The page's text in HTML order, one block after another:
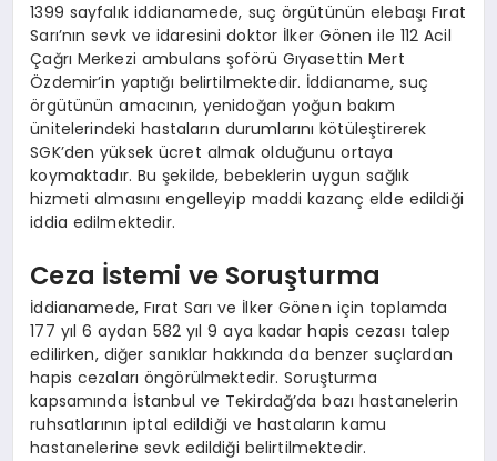
1399 sayfalık iddianamede, suç örgütünün elebaşı Fırat
Sarı’nın sevk ve idaresini doktor İlker Gönen ile 112 Acil
Çağrı Merkezi ambulans şoförü Gıyasettin Mert
Özdemir’in yaptığı belirtilmektedir. İddianame, suç
örgütünün amacının, yenidoğan yoğun bakım
ünitelerindeki hastaların durumlarını kötüleştirerek
SGK’den yüksek ücret almak olduğunu ortaya
koymaktadır. Bu şekilde, bebeklerin uygun sağlık
hizmeti almasını engelleyip maddi kazanç elde edildiği
iddia edilmektedir.
Ceza İstemi ve Soruşturma
İddianamede, Fırat Sarı ve İlker Gönen için toplamda
177 yıl 6 aydan 582 yıl 9 aya kadar hapis cezası talep
edilirken, diğer sanıklar hakkında da benzer suçlardan
hapis cezaları öngörülmektedir. Soruşturma
kapsamında İstanbul ve Tekirdağ’da bazı hastanelerin
ruhsatlarının iptal edildiği ve hastaların kamu
hastanelerine sevk edildiği belirtilmektedir.